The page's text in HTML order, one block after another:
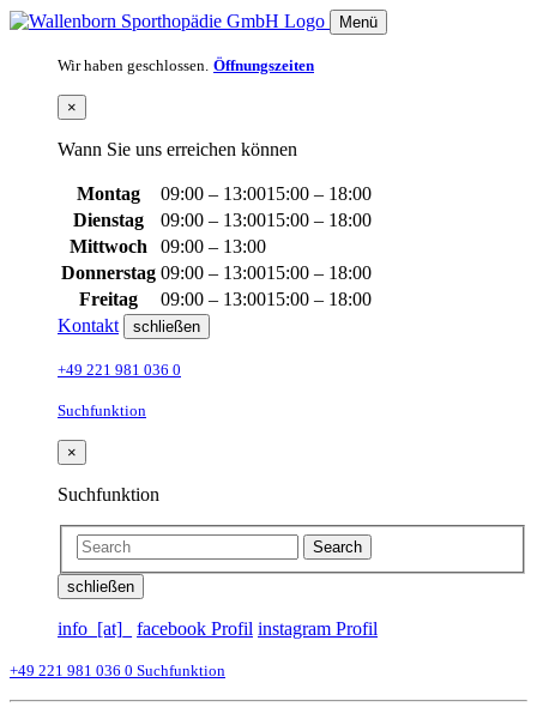
Menü
Wir haben geschlossen. Öffnungszeiten
×
Wann Sie uns erreichen können
Montag 09:00 – 13:0015:00 – 18:00
Dienstag
09:00 – 13:0015:00 – 18:00
Mittwoch
09:00 – 13:00
Donnerstag 09:00 – 13:0015:00 – 18:00
Freitag
09:00 – 13:0015:00 – 18:00
Kontakt
schließen
+49 221 981 036 0
Suchfunktion
×
Suchfunktion
Search
schließen
info_[at]_ facebook Profil instagram Profil
+49 221 981 036 0 Suchfunktion